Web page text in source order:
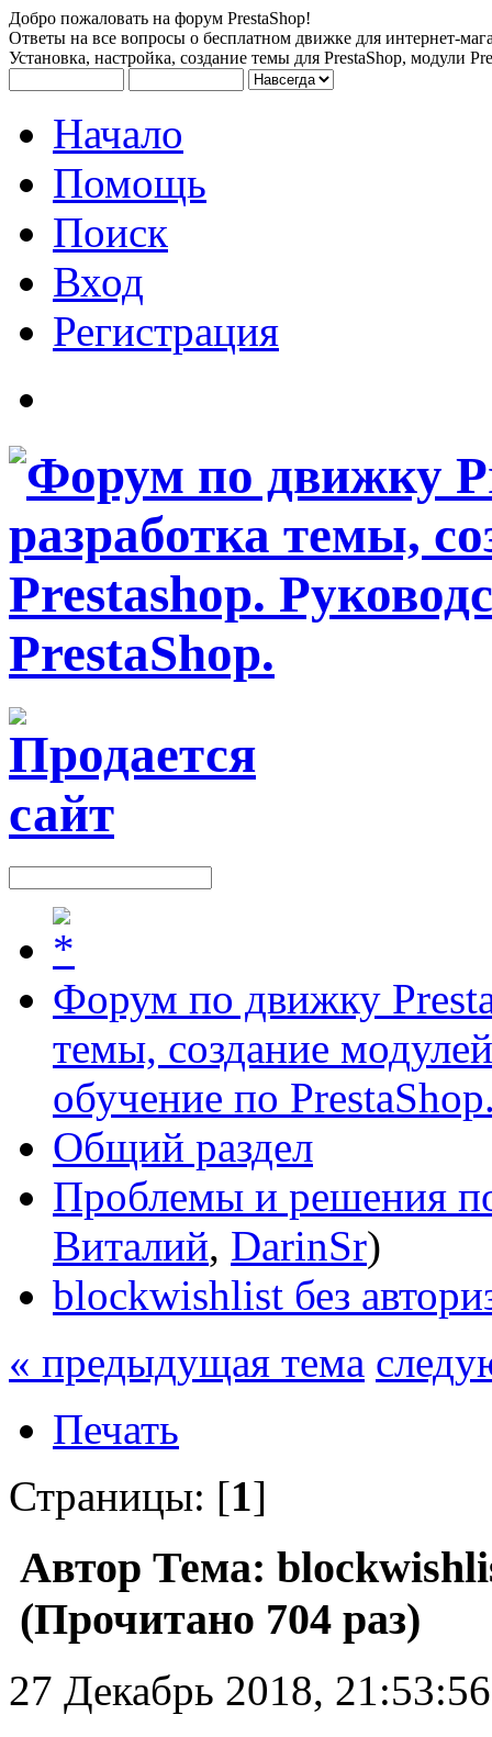
Добро пожаловать на форум PrestaShop!
Ответы на все вопросы о бесплатном движке для интернет-
Установка, настройка, создание темы для PrestaShop, модули
Начало
Помощь
Поиск
Вход
Регистрация
Форум по движку
темы, создание
обучение по
Общий раздел
Проблемы и решения
Виталий, DarinSr)
blockwishlist без
« предыдущая тема
Печать
Страницы: [1]
Автор Тема:
(Прочитано 704 раз)
27 Декабрь 2018, 21:53:56